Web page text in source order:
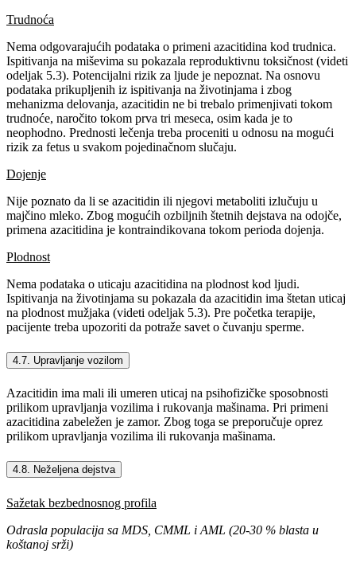
Trudnoća
Nema odgovarajućih podataka o primeni azacitidina kod trudnica.
Ispitivanja na miševima su pokazala reproduktivnu toksičnost (videti
odeljak 5.3). Potencijalni rizik za ljude je nepoznat. Na osnovu
podataka prikupljenih iz ispitivanja na životinjama i zbog
mehanizma delovanja, azacitidin ne bi trebalo primenjivati tokom
trudnoće, naročito tokom prva tri meseca, osim kada je to
neophodno. Prednosti lečenja treba proceniti u odnosu na mogući
rizik za fetus u svakom pojedinačnom slučaju.
Dojenje
Nije poznato da li se azacitidin ili njegovi metaboliti izlučuju u
majčino mleko. Zbog mogućih ozbiljnih štetnih dejstava na odojče,
primena azacitidina je kontraindikovana tokom perioda dojenja.
Plodnost
Nema podataka o uticaju azacitidina na plodnost kod ljudi.
Ispitivanja na životinjama su pokazala da azacitidin ima štetan uticaj
na plodnost mužjaka (videti odeljak 5.3). Pre početka terapije,
pacijente treba upozoriti da potraže savet o čuvanju sperme.
4.7. Upravljanje vozilom
Azacitidin ima mali ili umeren uticaj na psihofizičke sposobnosti
prilikom upravljanja vozilima i rukovanja mašinama. Pri primeni
azacitidina zabeležen je zamor. Zbog toga se preporučuje oprez
prilikom upravljanja vozilima ili rukovanja mašinama.
4.8. Neželjena dejstva
Sažetak bezbednosnog profila
Odrasla populacija sa MDS, CMML i AML (20-30 % blasta u
koštanoj srži)